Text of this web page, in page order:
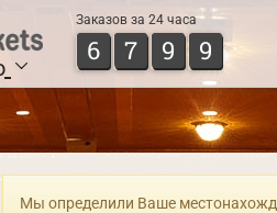
Заказов за 24 часа
6 7 9 9
Мы определили Ваше